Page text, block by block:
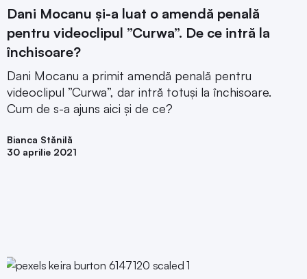
Dani Mocanu și-a luat o amendă penală
pentru videoclipul ”Curwa”. De ce intră la
închisoare?
Dani Mocanu a primit amendă penală pentru
videoclipul ”Curwa”, dar intră totuși la închisoare.
Cum de s-a ajuns aici și de ce?
Bianca Stănilă
30 aprilie 2021